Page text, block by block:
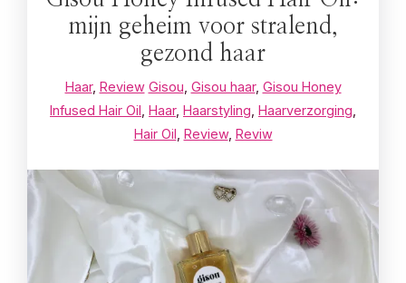
mijn geheim voor stralend,
gezond haar
Haar, Review Gisou Gisou haar, Gisou Honey
Infused Hair Oil Haar, Haarstyling Haarverzorging
Hair Oil Review, Reviw